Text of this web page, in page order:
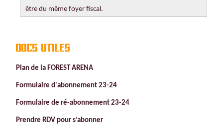
être du même foyer fiscal.
docs utiles
Plan de la FOREST ARENA
Formulaire d'abonnement 23-24
Formulaire de ré-abonnement 23-24
Prendre RDV pour s’abonner